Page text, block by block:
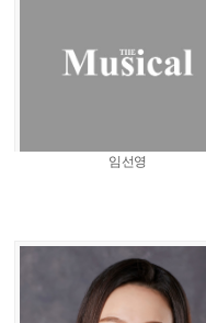
임선영